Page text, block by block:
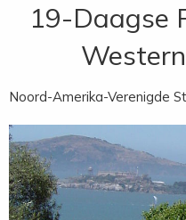
19-Daagse
Noord-Amerika-Verenigde